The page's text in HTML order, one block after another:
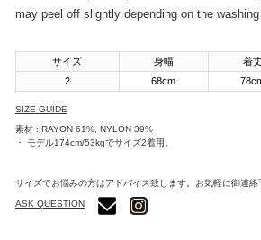
may peel off slightly depending on the
サイズ 身幅 着丈
2
68cm
SIZE GUIDE
素材 : RAYON 61%, NYLON 39%
・ モデル174cm/53kgでサイズ2着用。
サイズでお悩みの方はアドバイス致します。お気軽に御連絡
ASK QUESTION